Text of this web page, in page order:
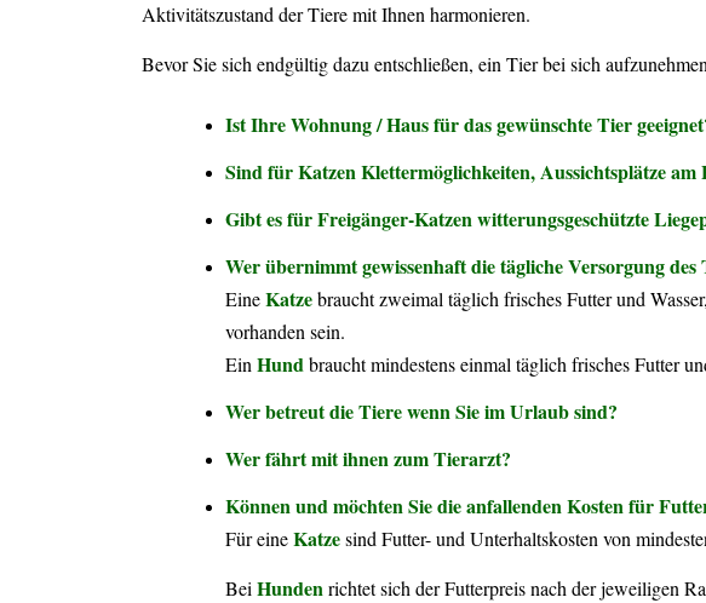
Aktivitätszustand der Tiere mit Ihnen harmonieren.
Bevor Sie sich endgültig dazu entschließen, ein Tier bei sich
Ist Ihre Wohnung / Haus für das gewünschte Tier
Sind für Katzen Klettermöglichkeiten, Aussichtsplätze
Gibt es für Freigänger-Katzen witterungsgeschützte
Wer übernimmt gewissenhaft die tägliche Versorgung des
EineKatzebraucht zweimal täglich frisches Futter und
vorhanden sein.
EinHundbraucht mindestens einmal täglich frisches Futter
Wer betreut die Tiere wenn Sie im Urlaub sind?
Wer fährt mit ihnen zum Tierarzt?
Können und möchten Sie die anfallenden Kosten für
Für eineKatzesind Futter- und Unterhaltskosten von
BeiHundenrichtet sich der Futterpreis nach der jeweiligen